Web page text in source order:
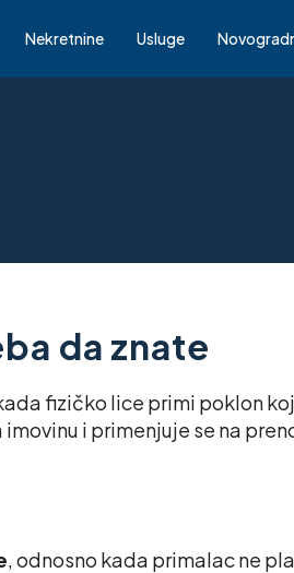
Nekretnine Usluge
da znate
fizičko lice primi poklon
i primenjuje se na
, odnosno kada primalac ne